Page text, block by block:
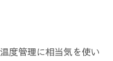
度管理に相当気を使い